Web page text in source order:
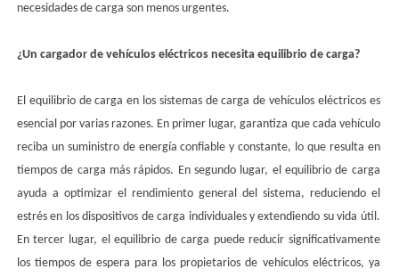
necesidades de carga son menos urgentes.
¿Un cargador de vehículos eléctricos necesita equilibrio de carga?
El equilibrio de carga en los sistemas de carga de vehículos eléctricos es
esencial por varias razones. En primer lugar, garantiza que cada vehículo
reciba un suministro de energía confiable y constante, lo que resulta en
tiempos de carga más rápidos. En segundo lugar, el equilibrio de carga
ayuda a optimizar el rendimiento general del sistema, reduciendo el
estrés en los dispositivos de carga individuales y extendiendo su vida útil.
En tercer lugar, el equilibrio de carga puede reducir significativamente
los tiempos de espera para los propietarios de vehículos eléctricos, ya